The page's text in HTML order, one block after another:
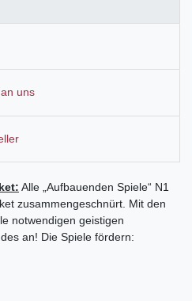
uns
Alle „Aufbauenden Spiele“ N1
zusammengeschnürt. Mit den
notwendigen geistigen
an! Die Spiele fördern: